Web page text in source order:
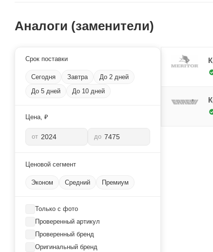
Аналоги (заменители)
Срок поставки
Сегодня Завтра
До 2 дней
До 5 дней
До 10 дней
Цена, ₽
от до
Ценовой сегмент
Эконом Средний Премиум
Только с фото
Проверенный артикул
Проверенный бренд
Оригинальный бренд